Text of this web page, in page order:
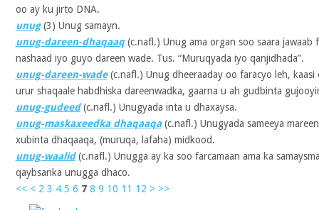
oo ay ku jirto DNA.
unug(3) Unug samayn.
unug-dareen-dhaqaaq(c.nafl.) Unug ama organ soo saara jawaab
nashaad iyo guyo dareen wade. Tus. “Muruqyada iyo qanjidhada”.
unug-dareen-wade(c.nafl.) Unug dheeraaday oo faracyo leh, kaasi
urur shaqaale habdhiska dareenwadka, gaarna u ah gudbinta
unug-gudeed(c.nafl.) Unugyada inta u dhaxaysa.
unug-maskaxeedka dhaqaaqa(c.nafl.) Unugyada sameeya
xubinta dhaqaaqa, (muruqa, lafaha) midkood.
unug-waalid(c.nafl.) Unugga ay ka soo farcamaan ama ka
qaybsanka unugga dhaco.
<< < 2 3 4 5 6 7 8 9 10 11 12 > >>